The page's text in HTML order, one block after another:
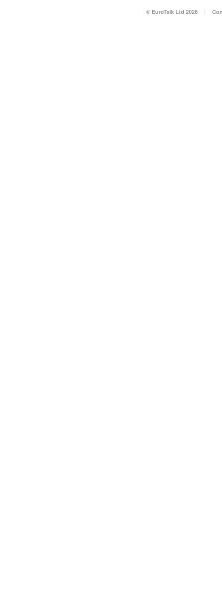
© EuroTalk Ltd 2026 |